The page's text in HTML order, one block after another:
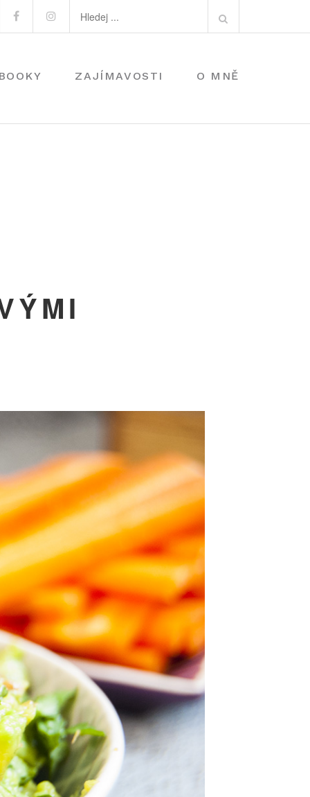
FacebookInstagram
ZAJÍMAVOSTI O MNĚ